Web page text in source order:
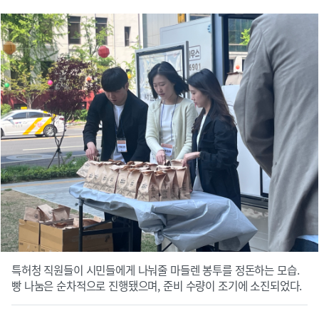
특허청 직원들이 시민들에게 나눠줄 마들렌 봉투를 정돈하는 모습.
빵 나눔은 순차적으로 진행됐으며, 준비 수량이 조기에 소진되었다.